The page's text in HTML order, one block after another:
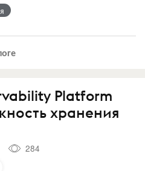
Platform
хранения
284